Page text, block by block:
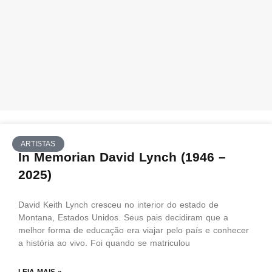
ARTISTAS
In Memorian David Lynch (1946 –
2025)
David Keith Lynch cresceu no interior do estado de
Montana, Estados Unidos. Seus pais decidiram que a
melhor forma de educação era viajar pelo país e conhecer
a história ao vivo. Foi quando se matriculou